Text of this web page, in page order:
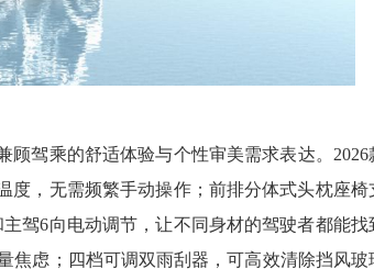
驾乘的舒适体验与个性审美需求表达。2026
度，无需频繁手动操作；前排分体式头枕座椅
驾6向电动调节，让不同身材的驾驶者都能找
焦虑；四档可调双雨刮器，可高效清除挡风玻